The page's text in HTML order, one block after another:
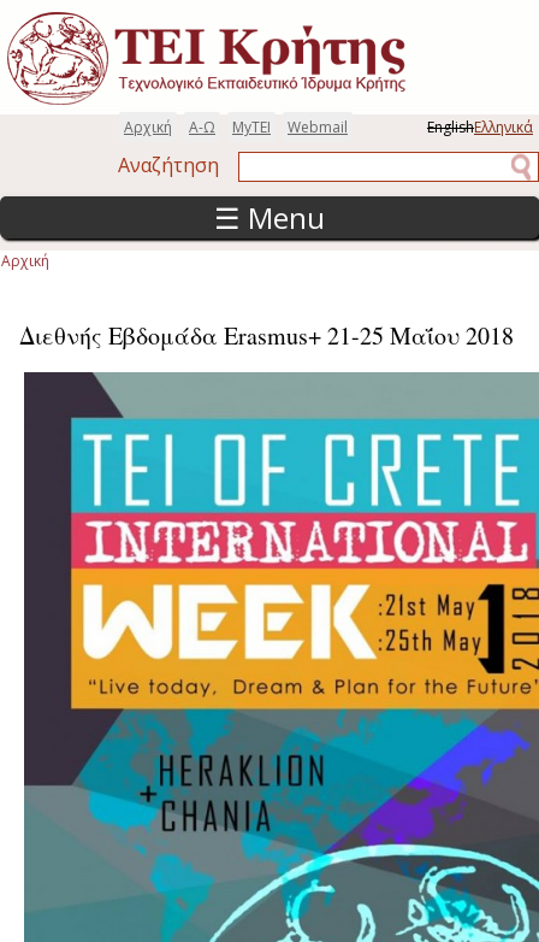
Παράκαμψη προς το κυρίως περιεχόμενο
EnglishΕλληνικά
Webmail
MyTEI
Α-Ω
Αρχική
Αναζήτηση
☰ Menu
Αρχική
Διεθνής Εβδομάδα Erasmus+ 21-25 Μαΐου 2018